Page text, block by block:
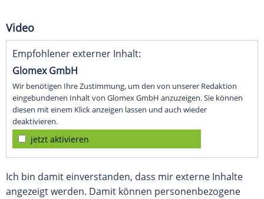
Video
Empfohlener externer Inhalt:
Glomex GmbH
Wir benötigen Ihre Zustimmung, um den von unserer Redaktion
eingebundenen Inhalt von Glomex GmbH anzuzeigen. Sie können
diesen mit einem Klick anzeigen lassen und auch wieder
deaktivieren.
jetzt aktivieren
Ich bin damit einverstanden, dass mir externe Inhalte
angezeigt werden. Damit können personenbezogene